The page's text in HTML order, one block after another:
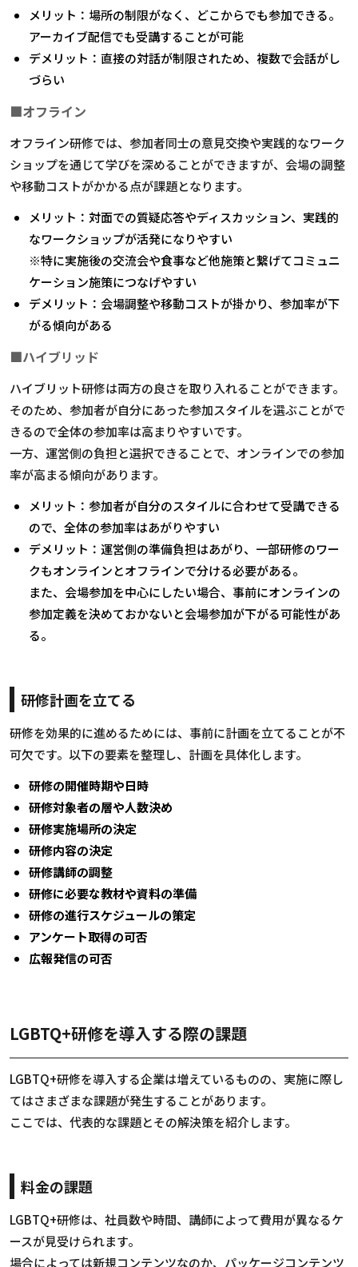
メリット：場所の制限がなく、どこからでも参加できる。
アーカイブ配信でも受講することが可能
デメリット：直接の対話が制限されため、複数で会話がし
づらい
■オフライン
オフライン研修では、参加者同士の意見交換や実践的なワーク
ショップを通じて学びを深めることができますが、会場の調整
や移動コストがかかる点が課題となります。
メリット：対面での質疑応答やディスカッション、実践的
なワークショップが活発になりやすい
※特に実施後の交流会や食事など他施策と繋げてコミュニ
ケーション施策につなげやすい
デメリット：会場調整や移動コストが掛かり、参加率が下
がる傾向がある
■ハイブリッド
ハイブリット研修は両方の良さを取り入れることができます。
そのため、参加者が自分にあった参加スタイルを選ぶことがで
きるので全体の参加率は高まりやすいです。
一方、運営側の負担と選択できることで、オンラインでの参加
率が高まる傾向があります。
メリット：参加者が自分のスタイルに合わせて受講できる
ので、全体の参加率はあがりやすい
デメリット：運営側の準備負担はあがり、一部研修のワー
クもオンラインとオフラインで分ける必要がある。
また、会場参加を中心にしたい場合、事前にオンラインの
参加定義を決めておかないと会場参加が下がる可能性があ
る。
研修計画を立てる
研修を効果的に進めるためには、事前に計画を立てることが不
可欠です。以下の要素を整理し、計画を具体化します。
研修の開催時期や日時
研修対象者の層や人数決め
研修実施場所の決定
研修内容の決定
研修講師の調整
研修に必要な教材や資料の準備
研修の進行スケジュールの策定
アンケート取得の可否
広報発信の可否
LGBTQ+研修を導入する際の課題
LGBTQ+研修を導入する企業は増えているものの、実施に際し
てはさまざまな課題が発生することがあります。
ここでは、代表的な課題とその解決策を紹介します。
料金の課題
LGBTQ+研修は、社員数や時間、講師によって費用が異なるケ
ースが見受けられます。
場合によっては新規コンテンツなのか、パッケージコンテンツ